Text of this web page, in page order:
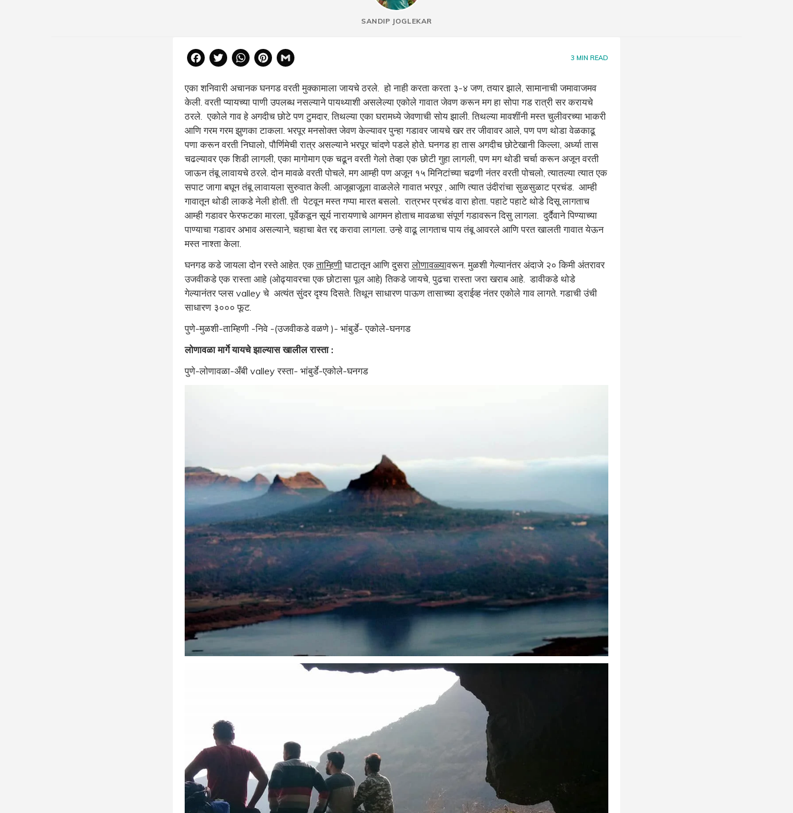
SANDIP JOGLEKAR
Facebook
TwitterWhatsApp
Pinterest
Gmail 3 MIN READ
एका शनिवारी अचानक घनगड वरती मुक्कामाला जायचे ठरले. हो नाही करता करता ३-४ जण, तयार झाले, सामानाची जमावाजमव
केली. वरती प्यायच्या पाणी उपलब्ध नसल्याने पायथ्याशी असलेल्या एकोले गावात जेवण करून मग हा सोपा गड रात्री सर करायचे
ठरले. एकोले गाव हे अगदीच छोटे पण टुमदार, तिथल्या एका घरामध्ये जेवणाची सोय झाली. तिथल्या मावशींनी मस्त चुलीवरच्या भाकरी
आणि गरम गरम झुणका टाकला. भरपूर मनसोक्त जेवण केल्यावर पुन्हा गडावर जायचे खर तर जीवावर आले, पण पण थोडा वेळकाढू
पणा करून वरती निघालो, पौर्णिमेची रात्र असल्याने भरपूर चांदणे पडले होते. घनगड हा तास अगदीच छोटेखानी किल्ला, अर्ध्या तास
चढल्यावर एक शिडी लागली, एका मागोमाग एक चढून वरती गेलो तेव्हा एक छोटी गुहा लागली, पण मग थोडी चर्चा करून अजून वरती
जाऊन तंबू लावायचे ठरले. दोन मावळे वरती पोचले, मग आम्ही पण अजून १५ मिनिटांच्या चढणी नंतर वरती पोचलो, त्यातल्या त्यात एक
सपाट जागा बघून तंबू लावायला सुरुवात केली. आजूबाजूला वाळलेले गावात भरपूर , आणि त्यात उंदीरांचा सुळसुळाट प्रचंड. आम्ही
गावातून थोडी लाकडे नेली होती. ती पेटवून मस्त गप्पा मारत बसलो. रात्रभर प्रचंड वारा होता. पहाटे पहाटे थोडे दिसू लागताच
आम्ही गडावर फेरफटका मारला, पूर्वेकडून सूर्य नारायणाचे आगमन होताच मावळचा संपूर्ण गडावरून दिसु लागला. दुर्दैवाने पिण्याच्या
पाण्याचा गडावर अभाव असल्याने, चहाचा बेत रद्द करावा लागला. उन्हे वाढू लागताच पाय तंबू आवरले आणि परत खालती गावात येऊन
मस्त नाश्ता केला.
घनगड कडे जायला दोन रस्ते आहेत. एकताम्हिणीघाटातून आणि दुसरालोणावळ्यावरून. मुळशी गेल्यानंतर अंदाजे २० किमी अंतरावर
उजवीकडे एक रास्ता आहे (ओढ्यावरचा एक छोटासा पूल आहे) तिकडे जायचे, पुढचा रास्ता जरा खराब आहे. डावीकडे थोडे
गेल्यानंतर प्लस valley चे अत्यंत सुंदर दृश्य दिसते. तिथून साधारण पाऊण तासाच्या ड्राईव्ह नंतर एकोले गाव लागते. गडाची उंची
साधारण ३००० फूट.
पुणे-मुळशी-ताम्हिणी -निवे -(उजवीकडे वळणे )- भांबुर्डे- एकोले-घनगड
लोणावळा मार्गे यायचे झाल्यास खालील रास्ता :
पुणे-लोणावळा-अँबी valley रस्ता- भांबुर्डे-एकोले-घनगड